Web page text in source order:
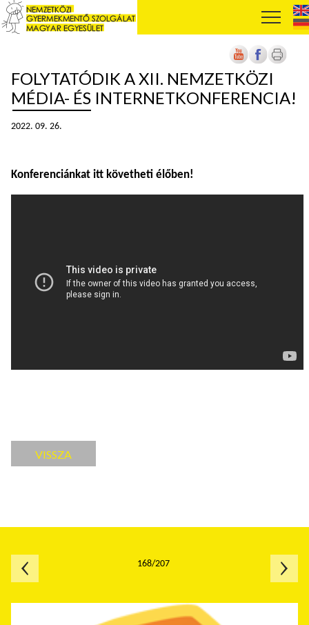
FOLYTATÓDIK A XII. NEMZETKÖZI
MÉDIA- ÉS INTERNETKONFERENCIA!
2022. 09. 26.
Konferenciánkat itt követheti élőben!
VISSZA
168/207